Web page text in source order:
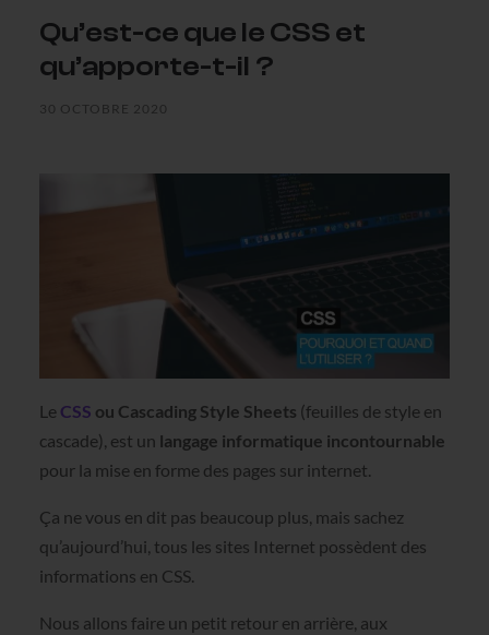
Qu’est-ce que le CSS et
qu’apporte-t-il ?
30 OCTOBRE 2020
Le CSS ou Cascading Style Sheets (feuilles de style en
cascade), est un langage informatique incontournable
pour la mise en forme des pages sur internet.
Ça ne vous en dit pas beaucoup plus, mais sachez
qu’aujourd’hui, tous les sites Internet possèdent des
informations en CSS.
Nous allons faire un petit retour en arrière, aux